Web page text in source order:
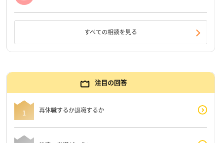
すべての相談を見る
注目の回答
再休職するか退職するか